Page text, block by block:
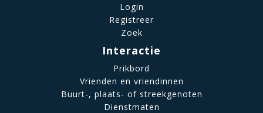
Login
Registreer
Zoek
Interactie
Prikbord
Vrienden en vriendinnen
Buurt-, plaats- of streekgenoten
Dienstmaten